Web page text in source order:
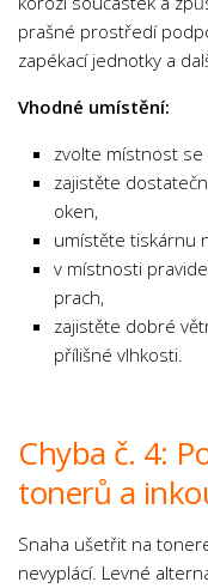
prašné prostředí
zapékací jednotky a
Vhodné umístění:
zvolte místnost
zajistěte
oken,
umístěte tiskárnu
v místnosti
prach,
zajistěte dobré
přílišné vlhkosti.
Chyba č. 4:
tonerů a
Snaha ušetřit na
nevyplácí. Levné